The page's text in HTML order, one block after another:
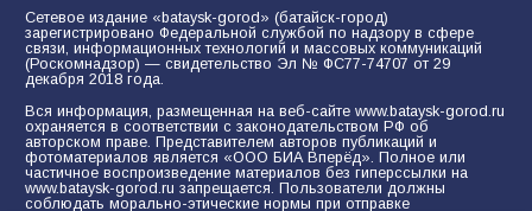
Сетевое издание «bataysk-gorod» (батайск-город)
зарегистрировано Федеральной службой по надзору в сфере
связи, информационных технологий и массовых коммуникаций
(Роскомнадзор) — свидетельство Эл № ФС77-74707 от 29
декабря 2018 года.
Вся информация, размещенная на веб-сайте www.bataysk-gorod.ru
охраняется в соответствии с законодательством РФ об
авторском праве. Представителем авторов публикаций и
фотоматериалов является «ООО БИА Вперёд». Полное или
частичное воспроизведение материалов без гиперссылки на
www.bataysk-gorod.ru запрещается. Пользователи должны
соблюдать морально-этические нормы при отправке